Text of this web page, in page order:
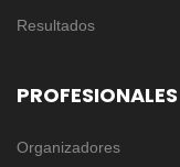
Resultados
PROFESIONALES
Organizadores